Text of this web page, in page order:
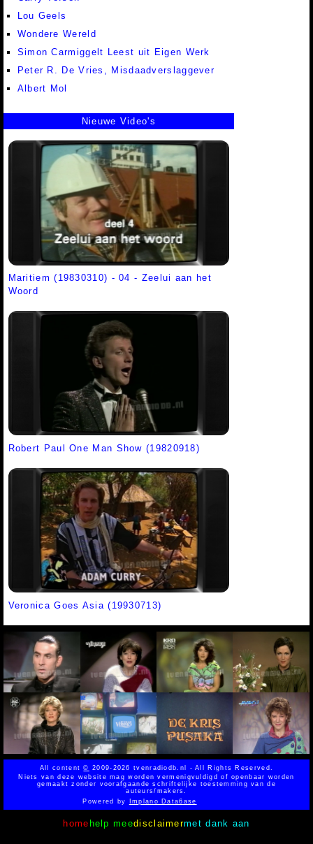
Lou Geels
Wondere Wereld
Simon Carmiggelt Leest uit Eigen Werk
Peter R. De Vries, Misdaadverslaggever
Albert Mol
Nieuwe Video's
Maritiem (19830310) - 04 - Zeelui aan het
Woord
Robert Paul One Man Show (19820918)
Veronica Goes Asia (19930713)
All content© 2009-2026 tvenradiodb.nl - All Rights Reserved.
Niets van deze website mag worden vermenigvuldigd of openbaar worden
gemaakt zonder voorafgaande schriftelijke toestemming van de
auteurs/makers.
Powered by Implano Data6ase
home help meedisclaimermet dank aan